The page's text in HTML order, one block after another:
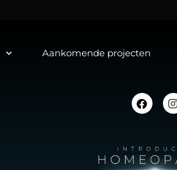
Aankomende projecten